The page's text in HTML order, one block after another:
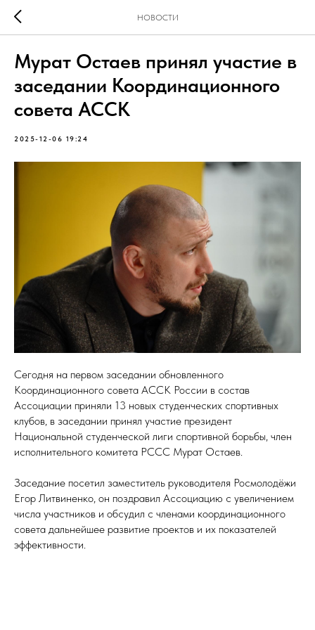
НОВОСТИ
Мурат Остаев принял участие в
заседании Координационного
совета АССК
2025-12-06 19:24
Сегодня на первом заседании обновленного
Координационного совета АССК России в состав
Ассоциации приняли 13 новых студенческих спортивных
клубов, в заседании принял участие президент
Национальной студенческой лиги спортивной борьбы, член
исполнительного комитета РССС Мурат Остаев.
Заседание посетил заместитель руководителя Росмолодёжи
Егор Литвиненко, он поздравил Ассоциацию с увеличением
числа участников и обсудил с членами координационного
совета дальнейшее развитие проектов и их показателей
эффективности.